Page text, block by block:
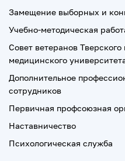
Замещение выборных и
Учебно-методическая
Совет ветеранов Тверского
медицинского
Дополнительное
сотрудников
Первичная профсоюзная
Наставничество
Психологическая служба